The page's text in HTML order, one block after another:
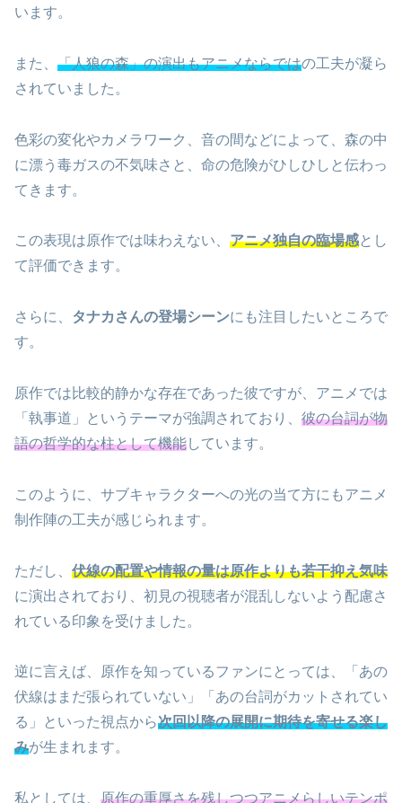
います。
また、 「人狼の森」の演出もアニメならではの工夫が凝ら
されていました。
色彩の変化やカメラワーク、音の間などによって、森の中
に漂う毒ガスの不気味さと、命の危険がひしひしと伝わっ
てきます。
この表現は原作では味わえない、 アニメ独自の臨場感とし
て評価できます。
さらに、 タナカさんの登場シーンにも注目したいところで
す。
原作では比較的静かな存在であった彼ですが、アニメでは
「執事道」というテーマが強調されており、 彼の台詞が物
語の哲学的な柱として機能しています。
このように、サブキャラクターへの光の当て方にもアニメ
制作陣の工夫が感じられます。
ただし、 伏線の配置や情報の量は原作よりも若干抑え気味
に演出されており、初見の視聴者が混乱しないよう配慮さ
れている印象を受けました。
逆に言えば、原作を知っているファンにとっては、「あの
伏線はまだ張られていない」「あの台詞がカットされてい
る」といった視点から次回以降の展開に期待を寄せる楽し
みが生まれます。
私としては、 原作の重厚さを残しつつアニメらしいテンポ